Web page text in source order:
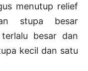
menutup relief
stupa besar
besar dan
kecil dan satu